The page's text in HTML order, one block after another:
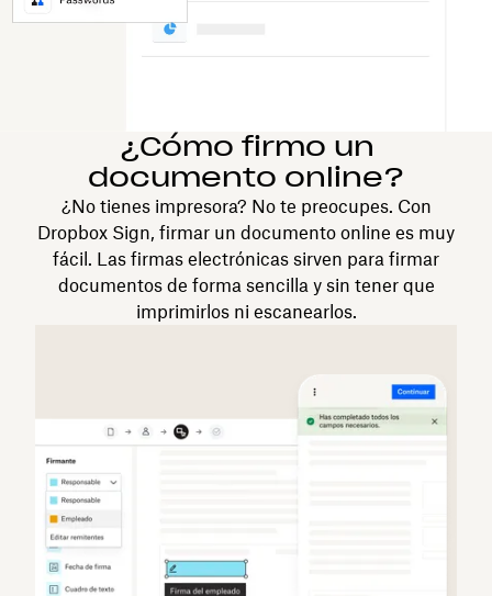
¿Cómo firmo un
documento online?
¿No tienes impresora? No te preocupes. Con
Dropbox Sign, firmar un documento online es muy
fácil. Las firmas electrónicas sirven para firmar
documentos de forma sencilla y sin tener que
imprimirlos ni escanearlos.